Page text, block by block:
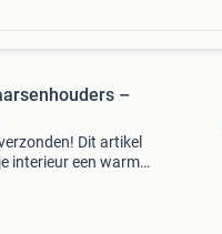
–
Dit artikel
interieur een warme